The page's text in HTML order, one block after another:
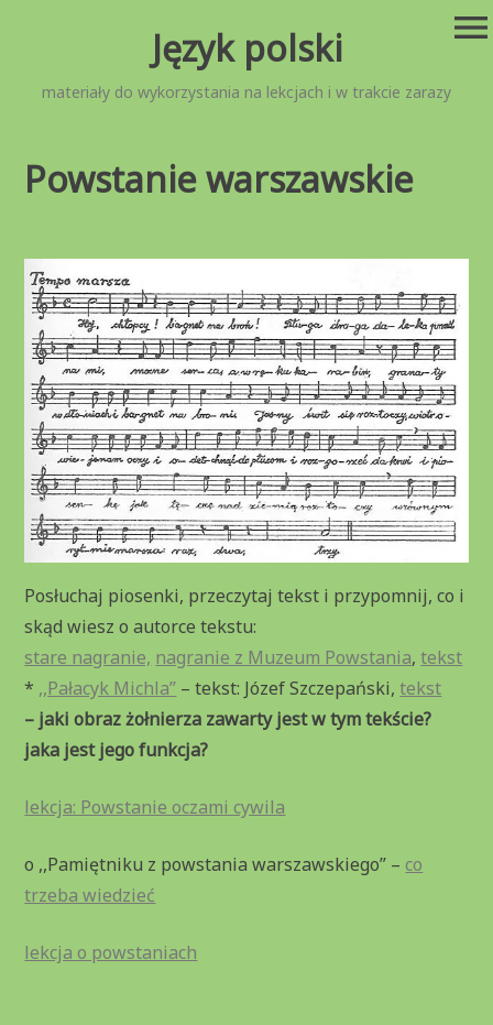
Język polski
materiały do wykorzystania na lekcjach i w trakcie zarazy
menu
Powstanie warszawskie
Posłuchaj piosenki, przeczytaj tekst i przypomnij, co i
skąd wiesz o autorce tekstu:
stare nagranie, nagranie z Muzeum Powstania,tekst
* ,,Pałacyk Michla” – tekst: Józef Szczepański,tekst
– jaki obraz żołnierza zawarty jest w tym tekście?
jaka jest jego funkcja?
lekcja: Powstanie oczami cywila
o ,,Pamiętniku z powstania warszawskiego” –co
trzeba wiedzieć
lekcja o powstaniach